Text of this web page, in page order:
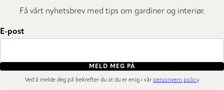
Få vårt nyhetsbrev med tips om gardiner og interiør.
E-post
MELD MEG PÅ
Ved å melde deg på bekrefter du at du er enig i vår personvern policy.